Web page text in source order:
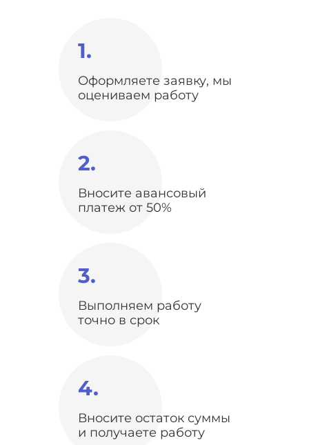
1.
Оформляете заявку, мы
оцениваем работу
2.
Вносите авансовый
платеж от 50%
3.
Выполняем работу
точно в срок
4.
Вносите остаток суммы
и получаете работу